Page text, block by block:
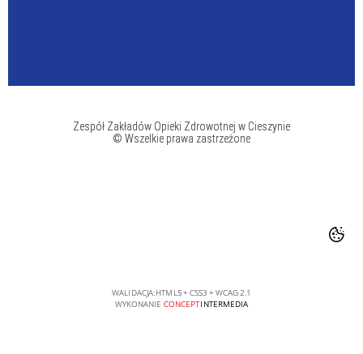
Zespół Zakładów Opieki Zdrowotnej w Cieszynie
© Wszelkie prawa zastrzeżone
WALIDACJA:HTML5+CSS3 +WCAG 2.1
WYKONANIE CONCEPTINTERMEDIA